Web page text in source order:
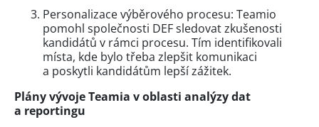
Personalizace výběrového procesu: Teamio
pomohl společnosti DEF sledovat zkušenosti
kandidátů v rámci procesu. Tím identifikovali
místa, kde bylo třeba zlepšit komunikaci
a poskytli kandidátům lepší zážitek.
Plány vývoje Teamia v oblasti analýzy dat
a reportingu